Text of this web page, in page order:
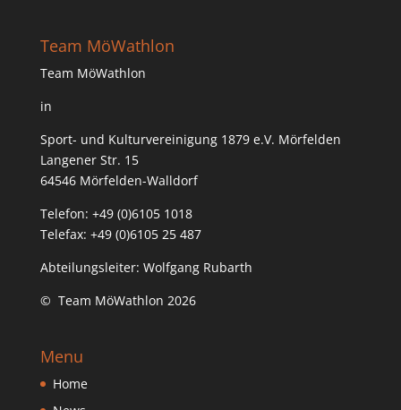
Team MöWathlon
Team MöWathlon
in
Sport- und Kulturvereinigung 1879 e.V. Mörfelden
Langener Str. 15
64546 Mörfelden-Walldorf
Telefon: +49 (0)6105 1018
Telefax: +49 (0)6105 25 487
Abteilungsleiter: Wolfgang Rubarth
© Team MöWathlon 2026
Menu
Home